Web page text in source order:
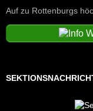
Auf zu Rottenburgs